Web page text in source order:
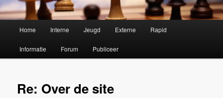
Home Interne Jeugd Externe Rapid
Informatie Forum Publiceer
Re: Over de site